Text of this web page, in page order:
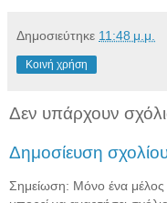
Δημοσιεύτηκε 11:48 μ.μ.
Κοινή χρήση
Δεν υπάρχουν
Δημοσίευση
Σημείωση: Μόνο ένα μέλος